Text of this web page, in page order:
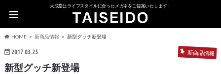
大成堂はライフスタイルに合ったメガネをご提案いたします！
HOME 新商品情報 新型グッチ新登場
2017.03.25 新商品情報
新型グッチ新登場